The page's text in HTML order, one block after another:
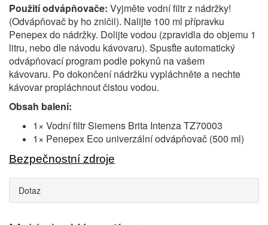
Použití odvápňovače: Vyjměte vodní filtr z nádržky!
(Odvápňovač by ho zničil). Nalijte 100 ml přípravku
Penepex do nádržky. Dolijte vodou (zpravidla do objemu 1
litru, nebo dle návodu kávovaru). Spusťte automatický
odvápňovací program podle pokynů na vašem
kávovaru. Po dokončení nádržku vypláchněte a nechte
kávovar propláchnout čistou vodou.
Obsah balení:
1× Vodní filtr Siemens Brita Intenza TZ70003
1× Penepex Eco univerzální odvápňovač (500 ml)
Bezpečnostní zdroje
Dotaz